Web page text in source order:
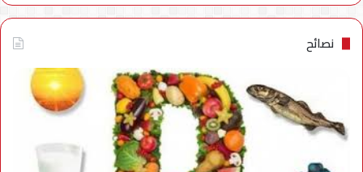
نصائح